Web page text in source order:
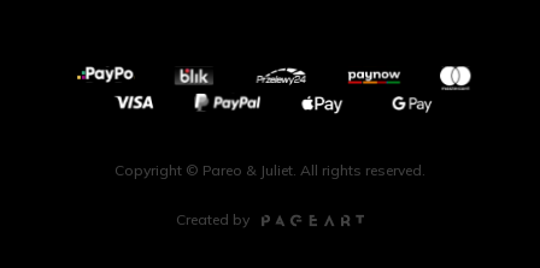
Copyright © Pareo & Juliet. All rights reserved.
Created by